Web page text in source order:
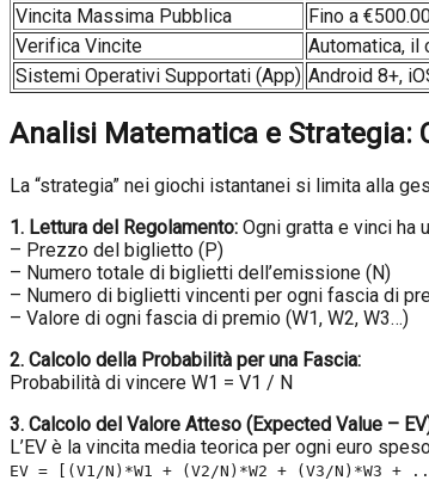
Vincita Massima Pubblica
Fino a
Verifica Vincite
Automatica, il
Sistemi Operativi Supportati (App) Android 8+,
Analisi Matematica e Strategia:
La “strategia” nei giochi istantanei si limita alla
1. Lettura del Regolamento: Ogni gratta e vinci ha
– Prezzo del biglietto (P)
– Numero totale di biglietti dell’emissione (N)
– Numero di biglietti vincenti per ogni fascia di
– Valore di ogni fascia di premio (W1, W2, W3…)
2. Calcolo della Probabilità per una Fascia:
Probabilità di vincere W1 = V1 / N
3. Calcolo del Valore Atteso (Expected Value –
L’EV è la vincita media teorica per ogni euro
EV = [(V1/N)*W1 + (V2/N)*W2 + (V3/N)*W3